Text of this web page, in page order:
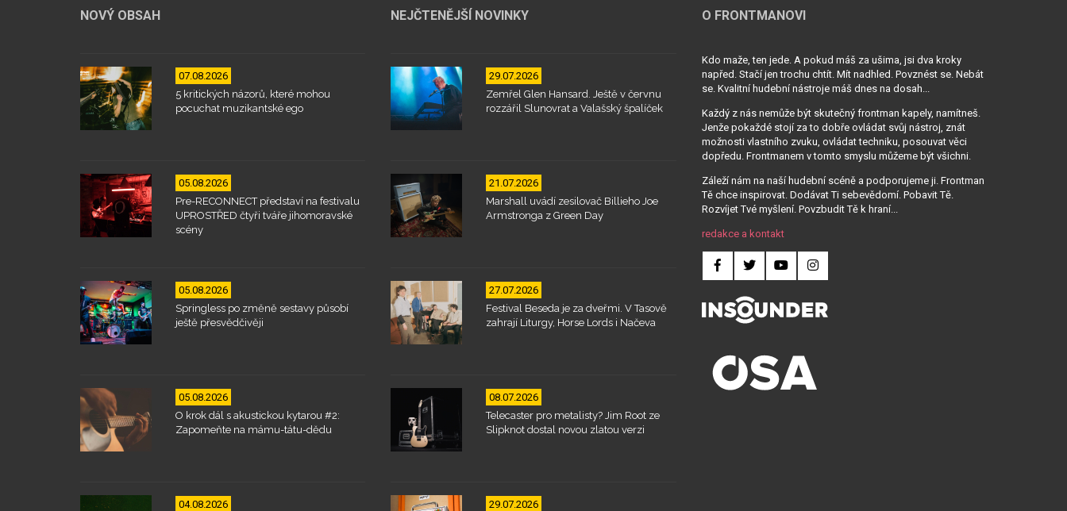
NOVÝ OBSAH
07.08.2026
5 kritických názorů, které mohou
pocuchat muzikantské ego
05.08.2026
Pre-RECONNECT představí na festivalu
UPROSTŘED čtyři tváře jihomoravské
scény
05.08.2026
Springless po změně sestavy působí
ještě přesvědčivěji
05.08.2026
O krok dál s akustickou kytarou #2:
Zapomeňte na mámu-tátu-dědu
04.08.2026
NEJČTENĚJŠÍ NOVINKY
29.07.2026
Zemřel Glen Hansard. Ještě v červnu
rozzářil Slunovrat a Valašský špalíček
21.07.2026
Marshall uvádí zesilovač Billieho Joe
Armstronga z Green Day
27.07.2026
Festival Beseda je za dveřmi. V Tasově
zahrají Liturgy, Horse Lords i Načeva
08.07.2026
Telecaster pro metalisty? Jim Root ze
Slipknot dostal novou zlatou verzi
29.07.2026
O FRONTMANOVI
Kdo maže, ten jede. A pokud máš za ušima, jsi dva kroky
napřed. Stačí jen trochu chtít. Mít nadhled. Povznést se. Nebát
se. Kvalitní hudební nástroje máš dnes na dosah...
Každý z nás nemůže být skutečný frontman kapely, namítneš.
Jenže pokaždé stojí za to dobře ovládat svůj nástroj, znát
možnosti vlastního zvuku, ovládat techniku, posouvat věci
dopředu. Frontmanem v tomto smyslu můžeme být všichni.
Záleží nám na naší hudební scéně a podporujeme ji. Frontman
Tě chce inspirovat. Dodávat Ti sebevědomí. Pobavit Tě.
Rozvíjet Tvé myšlení. Povzbudit Tě k hraní...
redakce a kontakt